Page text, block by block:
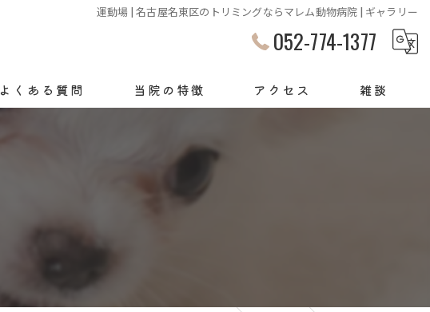
運動場 | 名古屋名東区のトリミングならマレム動物病院 | ギャラリー
052-774-1377
よくある質問 当院の特徴 アクセス 雑談